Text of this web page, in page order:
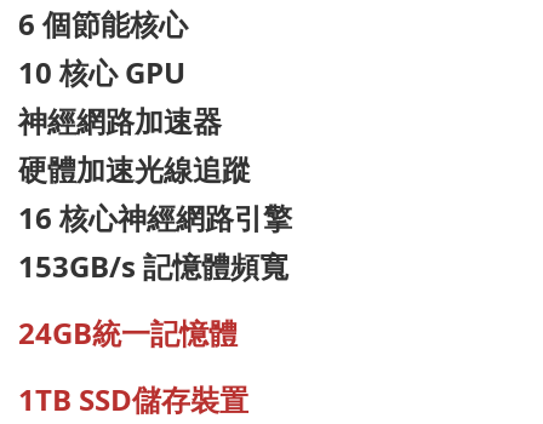
6 個節能核心
10 核心 GPU
神經網路加速器
硬體加速光線追蹤
16 核心神經網路引擎
153GB/s 記憶體頻寬
24GB統一記憶體
1TB SSD儲存裝置